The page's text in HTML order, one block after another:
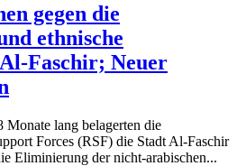
gegen die
ethnische
Faschir; Neuer
lang belagerten die
Forces (RSF) die Stadt Al-Faschir
Eliminierung der nicht-arabischen...